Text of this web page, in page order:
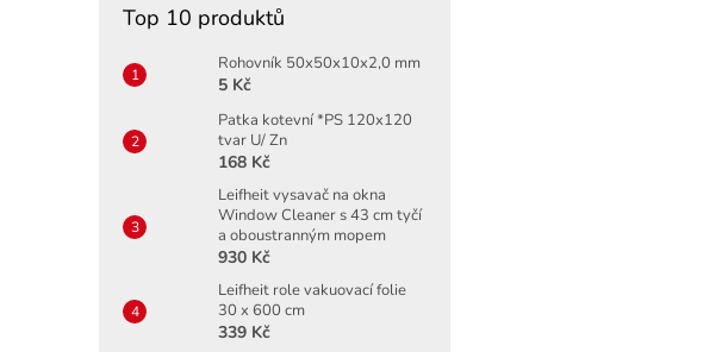
Top 10 produktů
Rohovník 50x50x10x2,0 mm
5 Kč
Patka kotevní *PS 120x120
tvar U/ Zn
168 Kč
Leifheit vysavač na okna
Window Cleaner s 43 cm tyčí
a oboustranným mopem
930 Kč
Leifheit role vakuovací folie
30 x 600 cm
339 Kč